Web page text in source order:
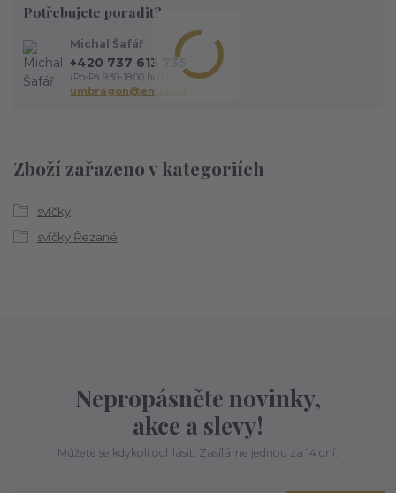
Zboží zařazeno v kategoriích
svíčky
svíčky Řezané
Potřebujete poradit?
Michal Šafář
+420 737 613 735
(Po-Pá 9:30-18:00 hod.)
umbragon@email.cz
Nepropásněte novinky,
akce a slevy!
Můžete se kdykoli odhlásit. Zasíláme jednou za 14 dní.